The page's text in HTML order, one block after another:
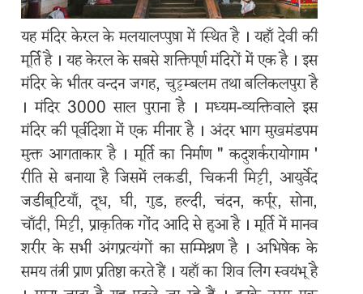
Main
navigation
🏠
विषय
यह मंदिर केरल के मलयालप्पुष़ा में स्थित है । यहाँ देवी की
मूर्ति है । यह केरल के सबसे शक्तिपूर्ण मंदिरों में एक है । इस
मंदिर के भीतर वन्दन जगह, चुट्टम्बलम तथा बलिकलपुरा है
। मंदिर 3000 साल पुराना है । मध्यम-व्यक्तिवाले इस
मंदिर की पूर्वदिशा में एक मीनार है । अंदर भाग मुखमंडपम
मुक्त आगताकार है । मूर्ति का निर्माण " कदुशर्करायोगाम '
रीति से बनाया है जिसमें लकडी, चिकनी मिट्टी, आयुर्वेद
जडीबूटियाँ, दूध, घी, गुड, हल्दी, चंदन, कर्पूर, सोना,
चाँदी, मिट्टी, प्राकृतिक गोंद आदि से हुआ है । मूर्ति में मानव
शरीर के सभी अंगप्रत्यंगों का सम्मिश्रण है । अभिषेक के
समय तंत्री प्राण प्रतिष्ठा करते हैं । यहाँ का शिव लिंग स्वयंभू है